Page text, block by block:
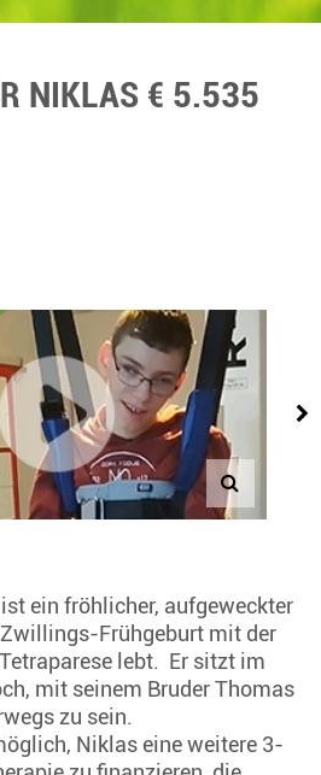
NIKLAS € 5.535
ein fröhlicher, aufgeweckter
Frühgeburt mit der
lebt. Er sitzt im
mit seinem Bruder Thomas
zu sein.
Niklas eine weitere 3-